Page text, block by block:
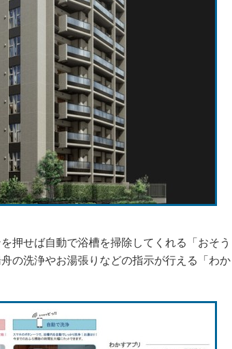
押せば自動で浴槽を掃除してくれる「おそう
の洗浄やお湯張りなどの指示が行える「わか